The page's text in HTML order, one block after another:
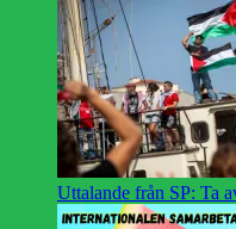
Uttalande från SP: Ta